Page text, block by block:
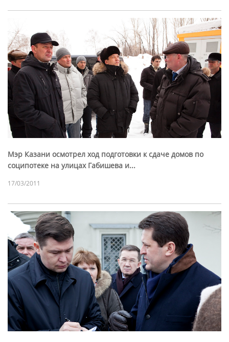
Мэр Казани осмотрел ход подготовки к сдаче домов по
соципотеке на улицах Габишева и...
17/03/2011